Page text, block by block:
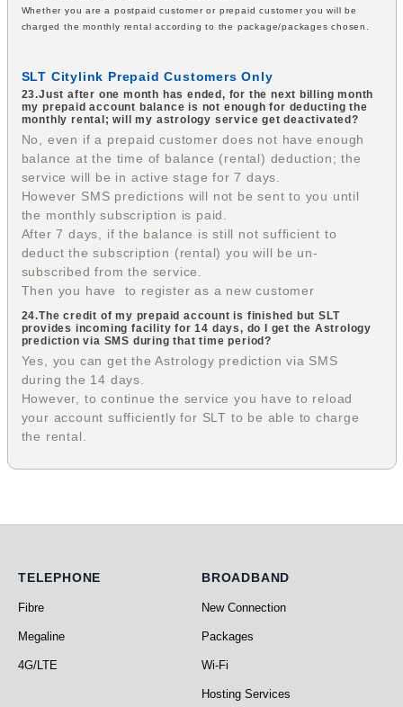
Whether you are a postpaid customer or prepaid customer you will be
charged the monthly rental according to the package/packages chosen.
SLT Citylink Prepaid Customers Only
23.Just after one month has ended, for the next billing month
my prepaid account balance is not enough for deducting the
monthly rental; will my astrology service get deactivated?
No, even if a prepaid customer does not have enough
balance at the time of balance (rental) deduction; the
service will be in active stage for 7 days.
However SMS predictions will not be sent to you until
the monthly subscription is paid.
After 7 days, if the balance is still not sufficient to
deduct the subscription (rental) you will be un-
subscribed from the service.
Then you have to register as a new customer
24.The credit of my prepaid account is finished but SLT
provides incoming facility for 14 days, do I get the Astrology
prediction via SMS during that time period?
Yes, you can get the Astrology prediction via SMS
during the 14 days.
However, to continue the service you have to reload
your account sufficiently for SLT to be able to charge
the rental.
Telephone
TELEPHONE
Fibre
Megaline
4G/LTE
Broadband
BROADBAND
New Connection
Packages
Wi-Fi
Hosting Services